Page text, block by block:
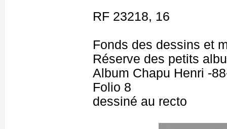
RF 23218, 16
Fonds des dessins et
Réserve des petits
Album Chapu Henri -
Folio 8
dessiné au recto